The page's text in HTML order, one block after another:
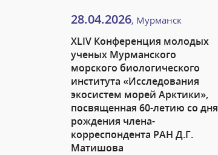
28.04.2026, Мурманск
XLIV Конференция молодых
ученых Мурманского
морского биологического
института «Исследования
экосистем морей Арктики»,
посвященная 60-летию со дня
рождения члена-
корреспондента РАН Д.Г.
Матишова